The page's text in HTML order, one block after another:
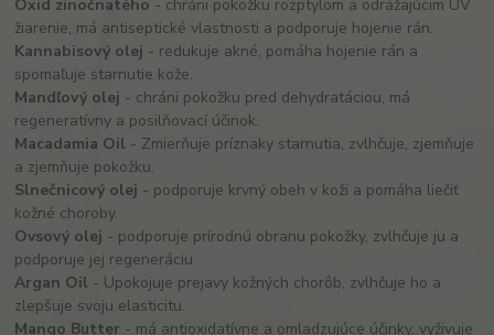
Oxid zinočnatého - chráni pokožku rozptylom a odrážajúcim UV
žiarenie, má antiseptické vlastnosti a podporuje hojenie rán.
Kannabisový olej - redukuje akné, pomáha hojenie rán a
spomaľuje starnutie kože.
Mandľový olej - chráni pokožku pred dehydratáciou, má
regeneratívny a posilňovací účinok.
Macadamia Oil - Zmierňuje príznaky starnutia, zvlhčuje, zjemňuje
a zjemňuje pokožku.
Slnečnicový olej - podporuje krvný obeh v koži a pomáha liečiť
kožné choroby.
Ovsový olej - podporuje prírodnú obranu pokožky, zvlhčuje ju a
podporuje jej regeneráciu.
Argan Oil - Upokojuje prejavy kožných chorôb, zvlhčuje ho a
zlepšuje svoju elasticitu.
Mango Butter - má antioxidatívne a omladzujúce účinky, vyživuje